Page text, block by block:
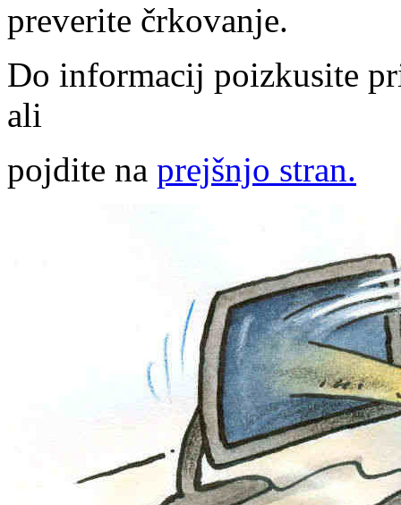
preverite črkovanje.
Do informacij poizkusite
ali
pojdite na prejšnjo stran.